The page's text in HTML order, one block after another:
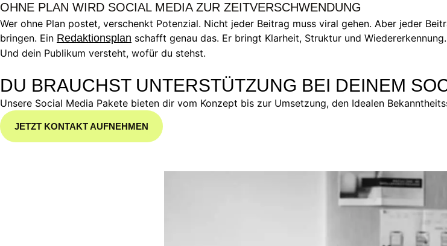
OHNE PLAN WIRD SOCIAL MEDIA ZUR ZEITVERSCHWENDUNG
Wer ohne Plan postet, verschenkt Potenzial. Nicht jeder Beitrag muss viral gehen. Aber jeder
bringen. Ein Redaktionsplan schafft genau das. Er bringt Klarheit, Struktur und
Und dein Publikum versteht, wofür du stehst.
DU BRAUCHST UNTERSTÜTZUNG BEI DEINEM
Unsere Social Media Pakete bieten dir vom Konzept bis zur Umsetzung, den Idealen
JETZT KONTAKT AUFNEHMEN